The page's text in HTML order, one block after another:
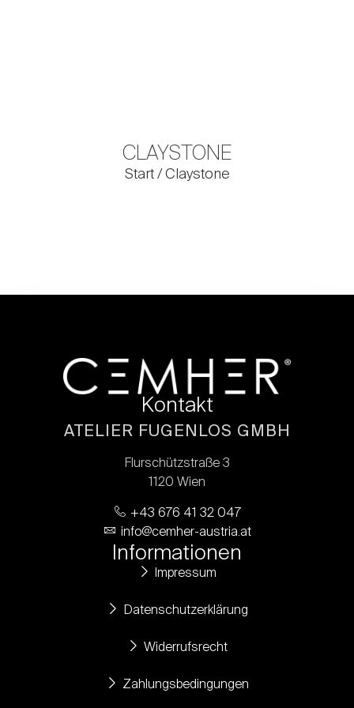
CLAYSTONE
Start/ Claystone
Kontakt
ATELIER FUGENLOS GMBH
Flurschützstraße 3
1120 Wien
+43 676 41 32 047
info@cemher-austria.at
Informationen
Impressum
Datenschutzerklärung
Widerrufsrecht
Zahlungsbedingungen